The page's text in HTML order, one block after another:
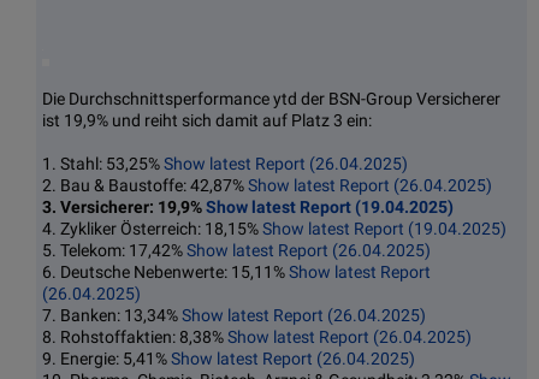
Die Durchschnittsperformance ytd der BSN-Group Versicherer
ist 19,9% und reiht sich damit auf Platz 3 ein:
1. Stahl: 53,25%Show latest Report (26.04.2025)
2. Bau & Baustoffe: 42,87%Show latest Report (26.04.2025)
3. Versicherer: 19,9%Show latest Report (19.04.2025)
4. Zykliker Österreich: 18,15%Show latest Report (19.04.2025)
5. Telekom: 17,42%Show latest Report (26.04.2025)
6. Deutsche Nebenwerte: 15,11%Show latest Report
(26.04.2025)
7. Banken: 13,34%Show latest Report (26.04.2025)
8. Rohstoffaktien: 8,38%Show latest Report (26.04.2025)
9. Energie: 5,41%Show latest Report (26.04.2025)